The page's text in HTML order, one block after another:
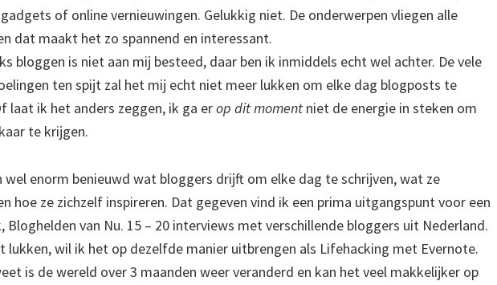
of online vernieuwingen. Gelukkig niet. De onderwerpen vliegen alle
dat maakt het zo spannend en interessant.
bloggen is niet aan mij besteed, daar ben ik inmiddels echt wel achter. De vele
ten spijt zal het mij echt niet meer lukken om elke dag blogposts te
laat ik het anders zeggen, ik ga erop dit moment niet de energie in steken om
te krijgen.
wel enorm benieuwd wat bloggers drijft om elke dag te schrijven, wat ze
hoe ze zichzelf inspireren. Dat gegeven vind ik een prima uitgangspunt voor een
Bloghelden van Nu. 15 – 20 interviews met verschillende bloggers uit Nederland.
lukken, wil ik het op dezelfde manier uitbrengen als Lifehacking met Evernote.
is de wereld over 3 maanden weer veranderd en kan het veel makkelijker op